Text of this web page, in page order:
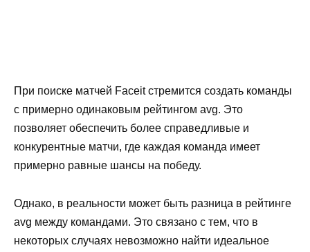
При поиске матчей Faceit стремится создать команды
с примерно одинаковым рейтингом avg. Это
позволяет обеспечить более справедливые и
конкурентные матчи, где каждая команда имеет
примерно равные шансы на победу.
Однако, в реальности может быть разница в рейтинге
avg между командами. Это связано с тем, что в
некоторых случаях невозможно найти идеальное